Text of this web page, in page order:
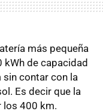
más pequeña
kWh de capacidad
sin contar con la
Es decir que la
los 400 km.